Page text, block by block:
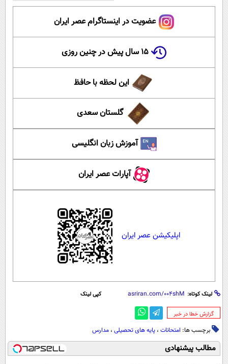
عضویت در اینستاگرام عصر ایران
۱۵ سال پیش در چنین روزی
این لحظه با حافظ
گلستان سعدی
آموزش زبان انگلیسی
آپارات عصر ایران
اپلیکیشن عصر ایران
لینک کوتاه: کپی لینک
‌گزارش خطا در خبر
برچسب ها: امتحانات ، پایه های تحصیلی ، مدارس
مطالب پیشنهادی